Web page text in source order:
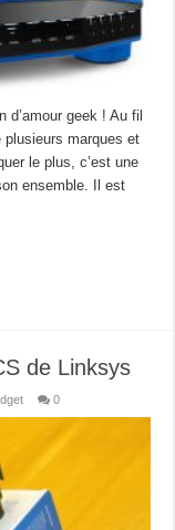
d’amour geek ! Au fil
plusieurs marques et
le plus, c’est une
ensemble. Il est
de Linksys
0